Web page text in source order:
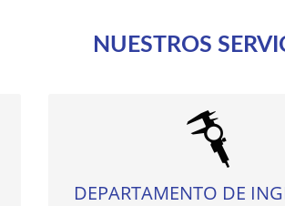
NUESTROS
DEPARTAMENTO DE